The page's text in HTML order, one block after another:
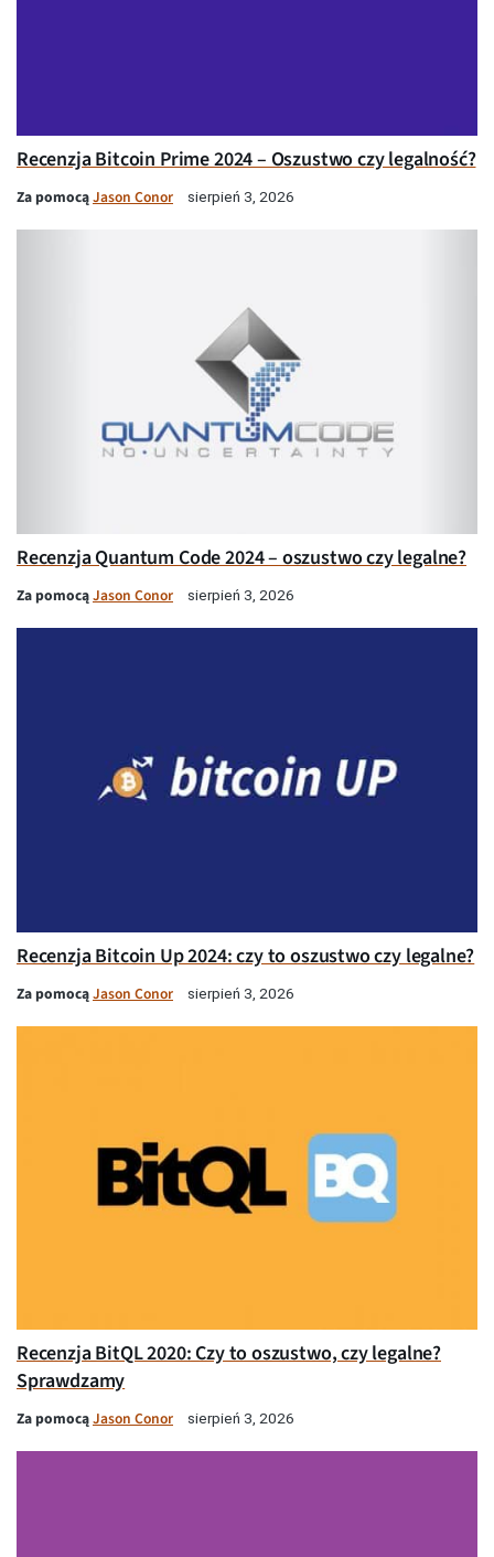
Recenzja Bitcoin Prime 2024 – Oszustwo czy legalność?
Za pomocąJason Conor sierpień 3, 2026
Recenzja Quantum Code 2024 – oszustwo czy legalne?
Za pomocąJason Conor sierpień 3, 2026
Recenzja Bitcoin Up 2024: czy to oszustwo czy legalne?
Za pomocąJason Conor sierpień 3, 2026
Recenzja BitQL 2020: Czy to oszustwo, czy legalne?
Sprawdzamy
Za pomocąJason Conor sierpień 3, 2026